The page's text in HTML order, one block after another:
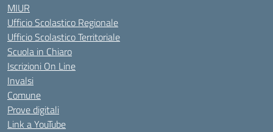
MIUR
Ufficio Scolastico Regionale
Ufficio Scolastico Territoriale
Scuola in Chiaro
Iscrizioni On Line
Invalsi
Comune
Prove digitali
Link a YouTube